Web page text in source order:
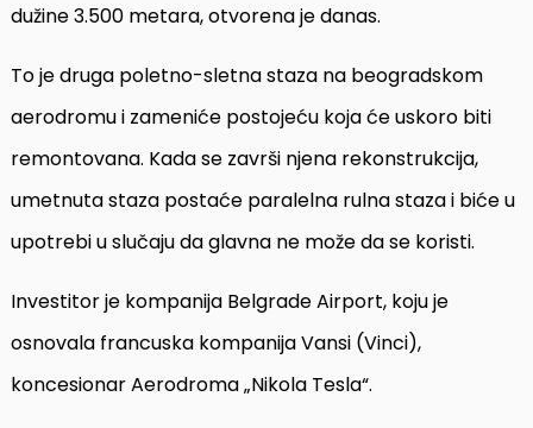
dužine 3.500 metara, otvorena je danas.
To je druga poletno-sletna staza na beogradskom
aerodromu i zameniće postojeću koja će uskoro biti
remontovana. Kada se završi njena rekonstrukcija,
umetnuta staza postaće paralelna rulna staza i biće u
upotrebi u slučaju da glavna ne može da se koristi.
Investitor je kompanija Belgrade Airport, koju je
osnovala francuska kompanija Vansi (Vinci),
koncesionar Aerodroma „Nikola Tesla“.